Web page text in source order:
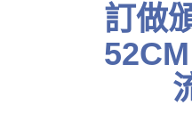
訂做